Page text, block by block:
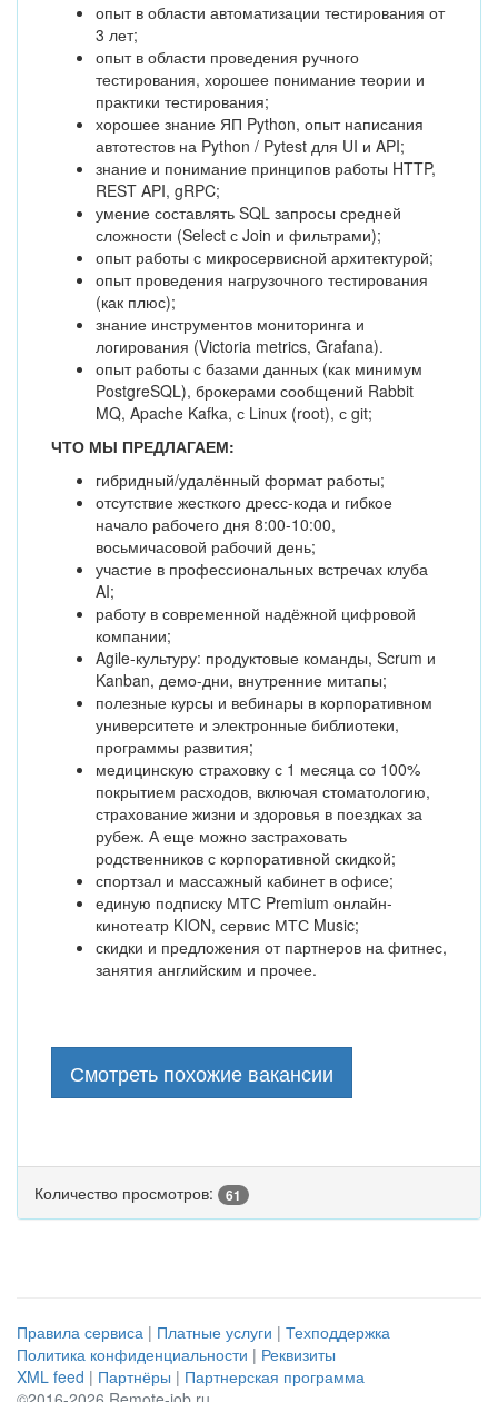
опыт в области автоматизации тестирования от
3 лет;
опыт в области проведения ручного
тестирования, хорошее понимание теории и
практики тестирования;
хорошее знание ЯП Python, опыт написания
автотестов на Python / Pytest для UI и API;
знание и понимание принципов работы HTTP,
REST API, gRPC;
умение составлять SQL запросы средней
сложности (Select с Join и фильтрами);
опыт работы с микросервисной архитектурой;
опыт проведения нагрузочного тестирования
(как плюс);
знание инструментов мониторинга и
логирования (Victoria metrics, Grafana).
опыт работы с базами данных (как минимум
PostgreSQL), брокерами сообщений Rabbit
MQ, Apache Kafka, с Linux (root), с git;
ЧТО МЫ ПРЕДЛАГАЕМ:
гибридный/удалённый формат работы;
отсутствие жесткого дресс-кода и гибкое
начало рабочего дня 8:00-10:00,
восьмичасовой рабочий день;
участие в профессиональных встречах клуба
AI;
работу в современной надёжной цифровой
компании;
Agile-культуру: продуктовые команды, Scrum и
Kanban, демо-дни, внутренние митапы;
полезные курсы и вебинары в корпоративном
университете и электронные библиотеки,
программы развития;
медицинскую страховку с 1 месяца со 100%
покрытием расходов, включая стоматологию,
страхование жизни и здоровья в поездках за
рубеж. А еще можно застраховать
родственников с корпоративной скидкой;
спортзал и массажный кабинет в офисе;
единую подписку МТС Premium онлайн-
кинотеатр KION, сервис МТС Music;
скидки и предложения от партнеров на фитнес,
занятия английским и прочее.
Смотреть похожие вакансии
Количество просмотров: 61
Правила сервиса | Платные услуги | Техподдержка
Политика конфиденциальности | Реквизиты
XML feed | Партнёры | Партнерская программа